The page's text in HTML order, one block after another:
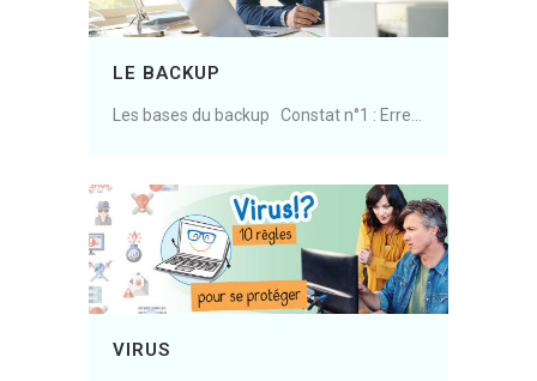
LE BACKUP
Les bases du backup Constat n°1 : Erreur, panne, vol, virus, appareil cassé, malveillance… les occasions d’avoir besoin d’un bon backup ne manquent pas. Constat n°2 : Nous stockons de plus en plus d’éléments sur nos appareils et sur internet. Des éléments privés et......
VIRUS